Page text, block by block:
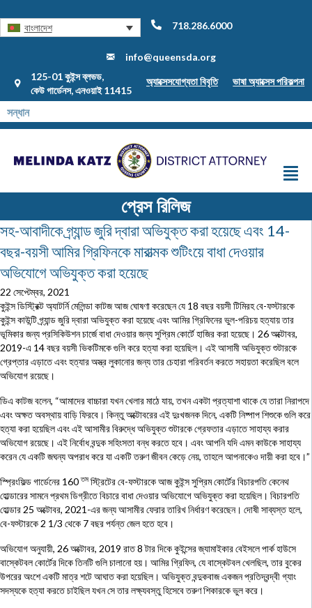
বাংলাদেশ 718.286.6000
info@queensda.org
125-01 কুইন্স ব্লভড,
কেউ গার্ডেনস, এনওয়াই 11415
অ্যাক্সেসযোগ্যতা বিবৃতি ভাষা অ্যাক্সেস পরিকল্পনা
প্রেস রিলিজ
সহ-আবাদীকে গ্র্যান্ড জুরি দ্বারা অভিযুক্ত করা হয়েছে এবং 14-
বছর-বয়সী আমির গ্রিফিনকে মারাত্মক শুটিংয়ে বাধা দেওয়ার
অভিযোগে অভিযুক্ত করা হয়েছে
22 সেপ্টেম্বর, 2021
কুইন্স ডিস্ট্রিক্ট অ্যাটর্নি মেলিন্ডা কাটজ আজ ঘোষণা করেছেন যে 18 বছর বয়সী টিমিরহ বে-ফস্টারকে
কুইন্স কাউন্টি গ্র্যান্ড জুরি দ্বারা অভিযুক্ত করা হয়েছে এবং আমির গ্রিফিনের ভুল-পরিচয় হত্যায় তার
ভূমিকার জন্য প্রসিকিউশন চার্জে বাধা দেওয়ার জন্য সুপ্রিম কোর্টে হাজির করা হয়েছে। 26 অক্টোবর,
2019-এ 14 বছর বয়সী ভিকটিমকে গুলি করে হত্যা করা হয়েছিল। এই আসামী অভিযুক্ত শুটারকে
গ্রেপ্তার এড়াতে এবং হত্যার অস্ত্র লুকানোর জন্য তার চেহারা পরিবর্তন করতে সহায়তা করেছিল বলে
অভিযোগ রয়েছে।
ডিএ কাটজ বলেন, “আমাদের বাচ্চারা যখন খেলার মাঠে যায়, তখন একটা প্রত্যাশা থাকে যে তারা নিরাপদে
এবং অক্ষত অবস্থায় বাড়ি ফিরবে। কিন্তু অক্টোবরের এই দুঃখজনক দিনে, একটি নিষ্পাপ শিশুকে গুলি করে
হত্যা করা হয়েছিল এবং এই আসামীর বিরুদ্ধে অভিযুক্ত শুটারকে গ্রেফতার এড়াতে সাহায্য করার
অভিযোগ রয়েছে। এই নির্বোধ বন্দুক সহিংসতা বন্ধ করতে হবে। এবং আপনি যদি এমন কাউকে সাহায্য
করেন যে একটি জঘন্য অপরাধ করে যা একটি তরুণ জীবন কেড়ে নেয়, তাহলে আপনাকেও দায়ী করা হবে।”
স্প্রিংফিল্ড গার্ডেনের 160তম স্ট্রিটের বে-ফস্টারকে আজ কুইন্স সুপ্রিম কোর্টের বিচারপতি কেনেথ
হোল্ডারের সামনে প্রথম ডিগ্রীতে বিচারে বাধা দেওয়ার অভিযোগে অভিযুক্ত করা হয়েছিল। বিচারপতি
হোল্ডার 25 অক্টোবর, 2021-এর জন্য আসামীর ফেরার তারিখ নির্ধারণ করেছেন। দোষী সাব্যস্ত হলে,
বে-ফস্টারকে 2 1/3 থেকে 7 বছর পর্যন্ত জেল হতে হবে।
অভিযোগ অনুযায়ী, 26 অক্টোবর, 2019 রাত 8 টার দিকে কুইন্সের জ্যামাইকার বেইসলে পার্ক হাউসে
বাস্কেটবল কোর্টের দিকে তিনটি গুলি চালানো হয়। আমির গ্রিফিন, যে বাস্কেটবল খেলছিল, তার বুকের
উপরের অংশে একটি মাত্র শটে আঘাত করা হয়েছিল। অভিযুক্ত বন্দুকবাজ একজন প্রতিদ্বন্দ্বী গ্যাং
সদস্যকে হত্যা করতে চাইছিল যখন সে তার লক্ষ্যবস্তু হিসেবে তরুণ শিকারকে ভুল করে।